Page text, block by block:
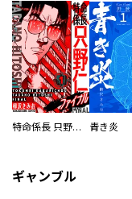
特命係長 只野仁ファイナル 愛蔵版 青き炎
ギャンブル